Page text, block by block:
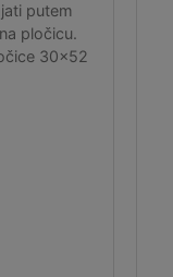
putem
pločicu.
30x52